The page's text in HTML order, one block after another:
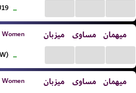
...
میزبان مساوی میهمان
...
میزبان مساوی میهمان